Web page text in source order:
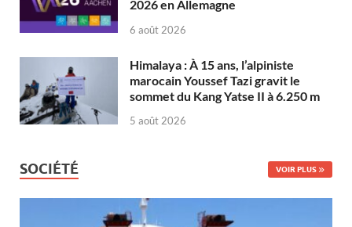
2026 en Allemagne
6 août 2026
Himalaya : À 15 ans, l’alpiniste
marocain Youssef Tazi gravit le
sommet du Kang Yatse II à 6.250 m
5 août 2026
SOCIÉTÉ VOIR PLUS